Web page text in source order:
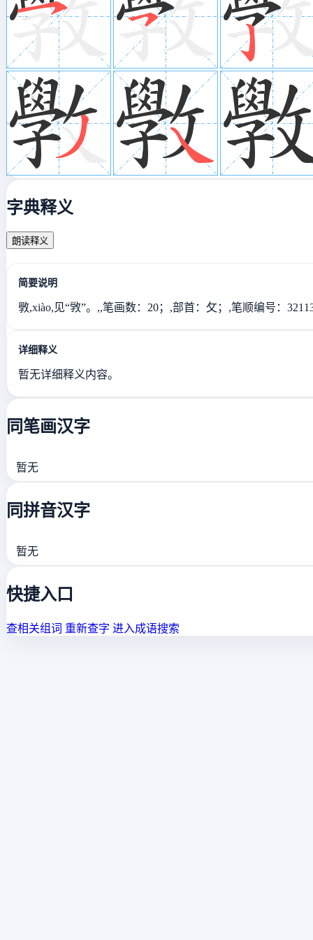
字典释义
朗读释义
简要说明
斆,xiào,见“敩”。,,笔画数：20；,部首：攵；,笔顺编号：
详细释义
暂无详细释义内容。
同笔画汉字
暂无
同拼音汉字
暂无
快捷入口
查相关组词 重新查字 进入成语搜索